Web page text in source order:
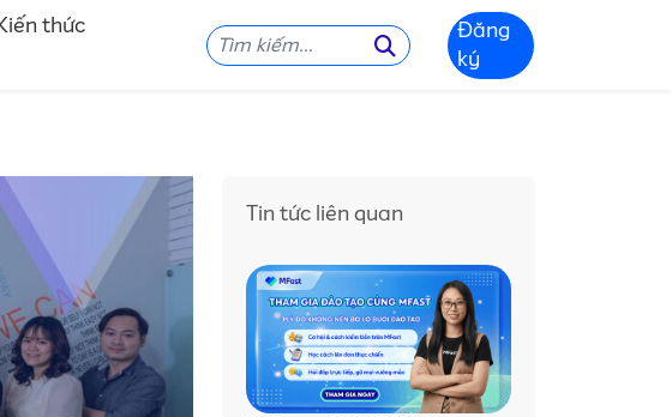
Kiến thức
Đăng
ký
Tin tức liên quan